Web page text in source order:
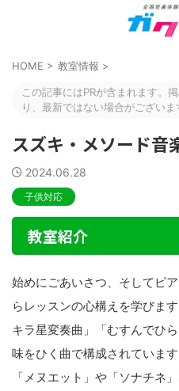
HOME > 教室情報 >
この記事にはPRが含まれます。
り、最新ではない場合がございま
スズキ・メソード音
2024.06.28
子供対応
教室紹介
始めにごあいさつ、そしてピ
らレッスンの心構えを学びま
キラ星変奏曲」「むすんでひ
味をひく曲で構成されていま
「メヌエット」や「ソナチネ